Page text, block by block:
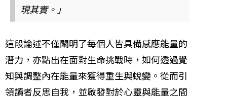
現其實。」
這段論述不僅闡明了每個人皆具備感應能量的
潛力，亦點出在面對生命挑戰時，如何透過覺
知與調整內在能量來獲得重生與蛻變。從而引
領讀者反思自我，並啟發對於心靈與能量之間